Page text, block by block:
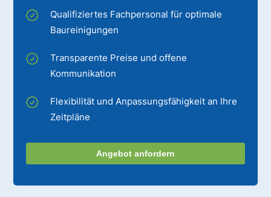
Qualifiziertes Fachpersonal für optimale
Baureinigungen
Transparente Preise und offene
Kommunikation
Flexibilität und Anpassungsfähigkeit an Ihre
Zeitpläne
Angebot anfordern